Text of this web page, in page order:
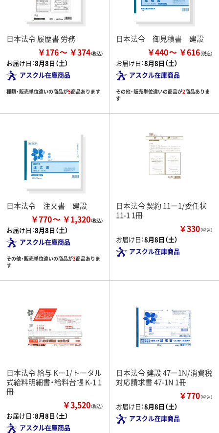
日本法令 履歴書 労務
￥176 ￥374
お届け日：8月8日（土）
アスクル在庫商品
種類・販売単位違いの商品が5商品あります
日本法令 御見積書 建設
￥440 ￥616
お届け日：8月8日（土）
アスクル在庫商品
その他・販売単位違いの商品が2商品ありま
す
日本法令 注文書 建設
￥770 ￥1,320
お届け日：8月8日（土）
アスクル在庫商品
その他・販売単位違いの商品が3商品ありま
す
日本法令 契約 11ー1/委任状
11-1 1冊
￥330（税込）
お届け日：8月8日（土）
アスクル在庫商品
日本法令 給与 Kー1/トータル
式給料明細書・給料台帳 K-1 1
冊
￥3,520（税込）
お届け日：8月8日（土）
アスクル在庫商品
日本法令 建設 47ー1N/消費税
対応請求書 47-1N 1冊
￥770（税込）
お届け日：8月8日（土）
アスクル在庫商品